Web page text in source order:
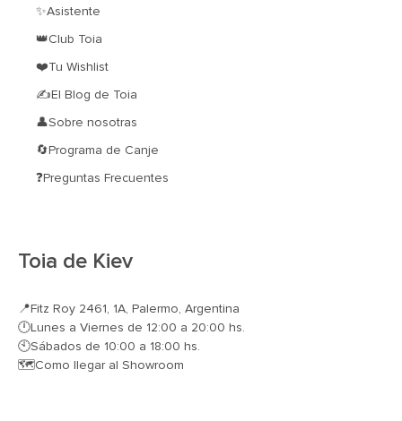
✨Asistente
👑Club Toia
❤️Tu Wishlist
✍El Blog de Toia
👤Sobre nosotras
🔄Programa de Canje
❓Preguntas Frecuentes
Toia de Kiev
📍Fitz Roy 2461, 1A, Palermo, Argentina
🕛Lunes a Viernes de 12:00 a 20:00 hs.
🕙Sábados de 10:00 a 18:00 hs.
🗺️Como llegar al Showroom